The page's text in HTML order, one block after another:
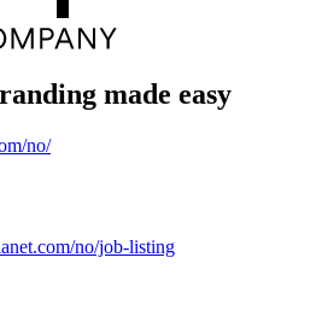
made easy
no/
no/job-listing